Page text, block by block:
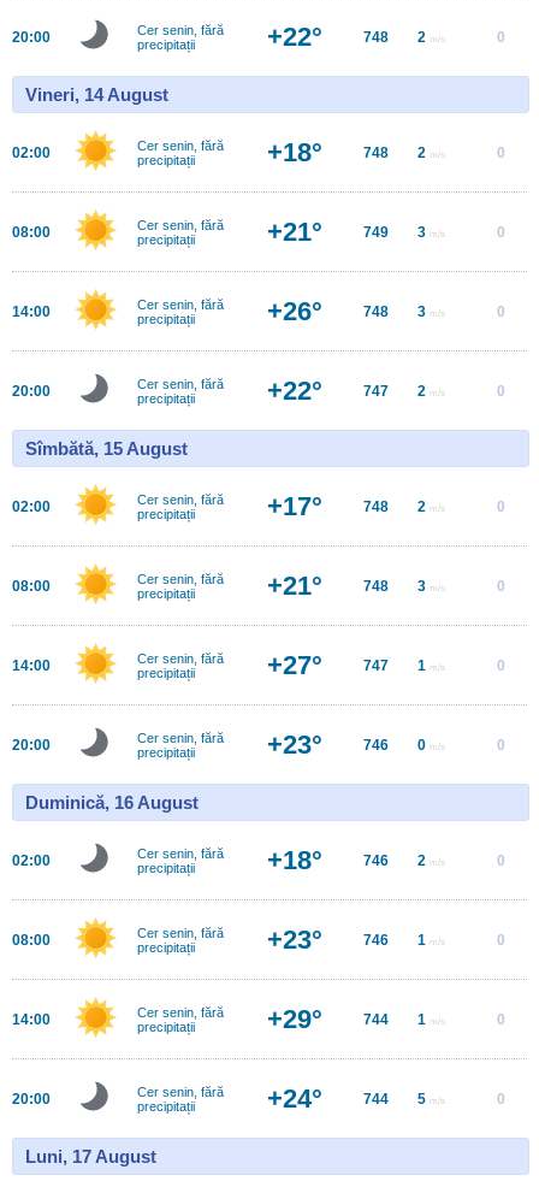
20:00
Cer senin, fără
precipitații
+22° 748 2 m/s 0
Vineri, 14 August
02:00
Cer senin, fără
precipitații
+18° 748 2 m/s 0
08:00
Cer senin, fără
precipitații
+21° 749 3 m/s 0
14:00
Cer senin, fără
precipitații
+26° 748 3 m/s 0
20:00
Cer senin, fără
precipitații
+22° 747 2 m/s 0
Sîmbătă, 15 August
02:00
Cer senin, fără
precipitații
+17° 748 2 m/s 0
08:00
Cer senin, fără
precipitații
+21° 748 3 m/s 0
14:00
Cer senin, fără
precipitații
+27° 747 1 m/s 0
20:00
Cer senin, fără
precipitații
+23° 746 0 m/s 0
Duminică, 16 August
02:00
Cer senin, fără
precipitații
+18° 746 2 m/s 0
08:00
Cer senin, fără
precipitații
+23° 746 1 m/s 0
14:00
Cer senin, fără
precipitații
+29° 744 1 m/s 0
20:00
Cer senin, fără
precipitații
+24° 744 5 m/s 0
Luni, 17 August